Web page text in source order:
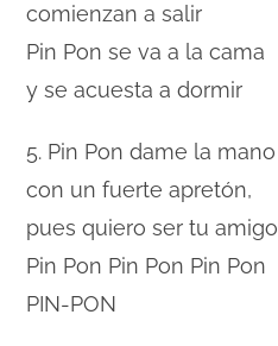
comienzan a salir
Pin Pon se va a la cama
y se acuesta a dormir
5. Pin Pon dame la mano
con un fuerte apretón,
pues quiero ser tu amigo
Pin Pon Pin Pon Pin Pon
PIN-PON